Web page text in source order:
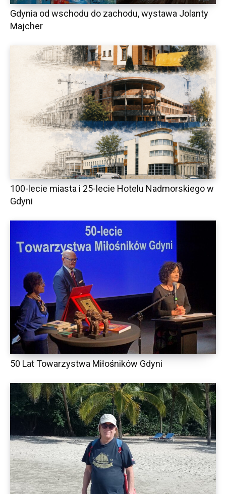
Gdynia od wschodu do zachodu, wystawa Jolanty
Majcher
100-lecie miasta i 25-lecie Hotelu Nadmorskiego w
Gdyni
50 Lat Towarzystwa Miłośników Gdyni